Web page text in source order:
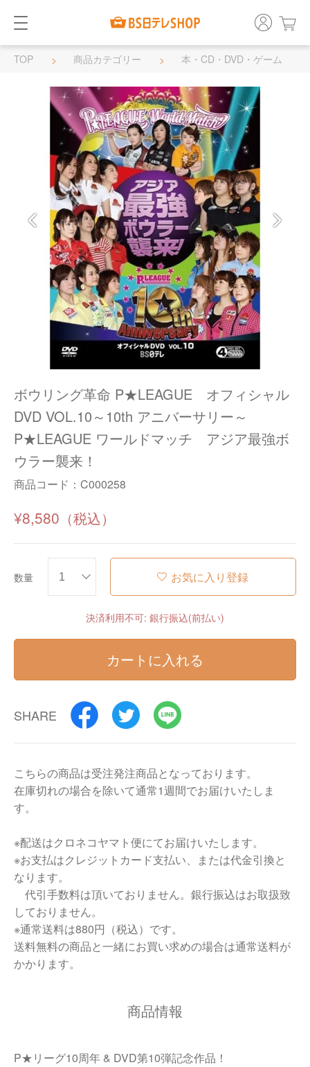
TOP 商品カテゴリー
本・CD・DVD・ゲーム
DVD・BD
ボウリング革命 P★LEAGUE オフィシャル
DVD VOL.10～10th アニバーサリー～
P★LEAGUE ワールドマッチ アジア最強ボ
ウラー襲来！
商品コード： C000258
¥8,580
数量 お気に入り登録
決済利用不可: 銀行振込(前払い)
カートに入れる
SHARE
こちらの商品は受注発注商品となっております。
在庫切れの場合を除いて通常1週間でお届けいたしま
す。
※配送はクロネコヤマト便にてお届けいたします。
※お支払はクレジットカード支払い、または代金引換と
なります。
代引手数料は頂いておりません。銀行振込はお取扱致
しておりません。
※通常送料は880円（税込）です。
送料無料の商品と一緒にお買い求めの場合は通常送料が
かかります。
商品情報
P★リーグ10周年 & DVD第10弾記念作品！